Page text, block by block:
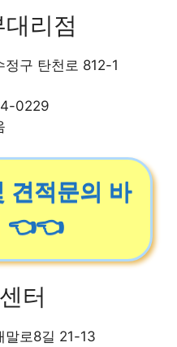
리점
정구 탄천로 812-1
0229
견적문의 바
👈👈
터
말로8길 21-13